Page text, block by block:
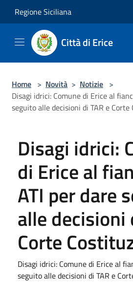
Regione Siciliana
Città di Erice
Home > Novità > Notizie >
Disagi idrici: Comune di Erice al
seguito alle decisioni di TAR e
Disagi idrici:
di Erice al
ATI per dare
alle decisioni
Corte
Disagi idrici: Comune di Erice al
seguito alle decisioni di TAR e